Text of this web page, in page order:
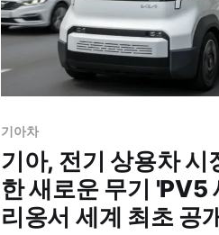
기아차
기아, 전기 상용차 시
한 새로운 무기 'PV5
리옹서 세계 최초 공